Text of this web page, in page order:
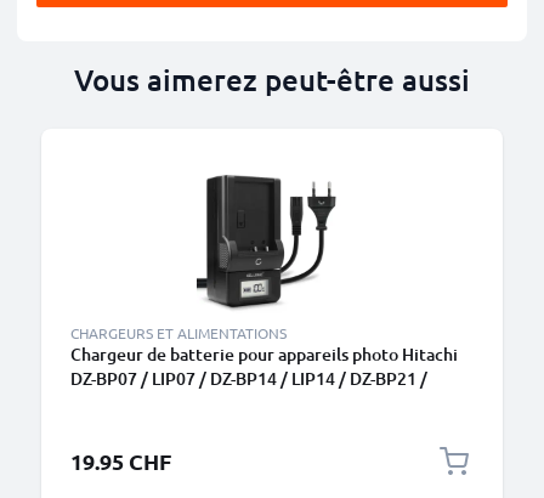
Vous aimerez peut-être aussi
CHARGEURS ET ALIMENTATIONS
Chargeur de batterie pour appareils photo Hitachi
DZ-BP07 / LIP07 / DZ-BP14 / LIP14 / DZ-BP21 /
19.95 CHF